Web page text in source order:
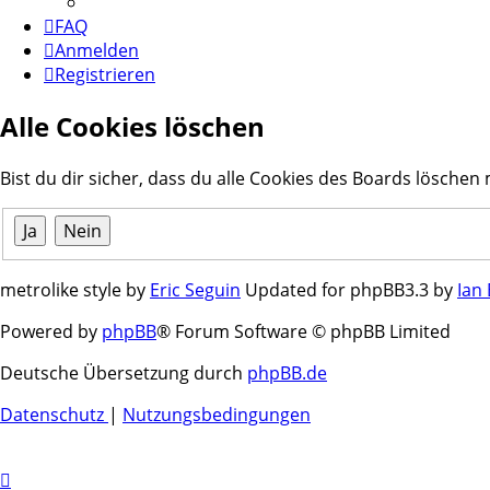
FAQ
Anmelden
Registrieren
Alle Cookies löschen
Bist du dir sicher, dass du alle Cookies des Boards löschen
metrolike style by Eric Seguin Updated for phpBB3.3 by Ian
Powered by phpBB® Forum Software © phpBB Limited
Deutsche Übersetzung durch phpBB.de
Datenschutz | Nutzungsbedingungen